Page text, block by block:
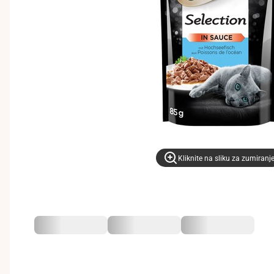
Kliknite na sliku za zumiranje